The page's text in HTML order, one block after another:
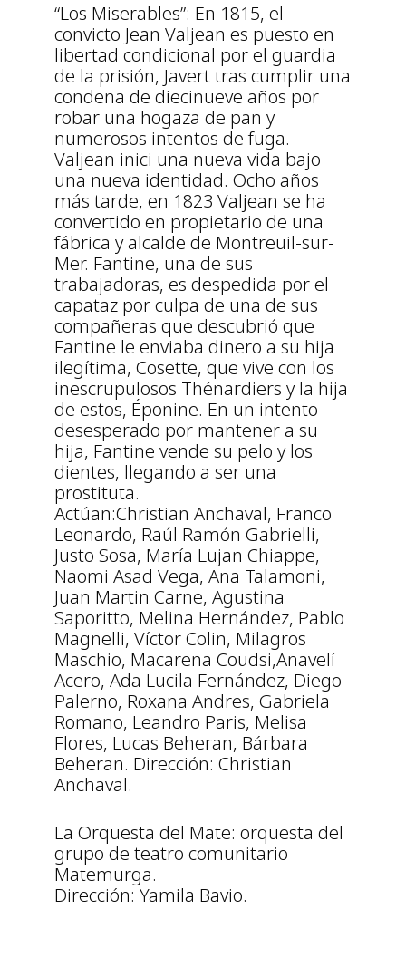
“Los Miserables”: En 1815, el
convicto Jean Valjean es puesto en
libertad condicional por el guardia
de la prisión, Javert tras cumplir una
condena de diecinueve años por
robar una hogaza de pan y
numerosos intentos de fuga.
Valjean inici una nueva vida bajo
una nueva identidad. Ocho años
más tarde, en 1823 Valjean se ha
convertido en propietario de una
fábrica y alcalde de Montreuil-sur-
Mer. Fantine, una de sus
trabajadoras, es despedida por el
capataz por culpa de una de sus
compañeras que descubrió que
Fantine le enviaba dinero a su hija
ilegítima, Cosette, que vive con los
inescrupulosos Thénardiers y la hija
de estos, Éponine. En un intento
desesperado por mantener a su
hija, Fantine vende su pelo y los
dientes, llegando a ser una
prostituta.
Actúan:Christian Anchaval, Franco
Leonardo, Raúl Ramón Gabrielli,
Justo Sosa, María Lujan Chiappe,
Naomi Asad Vega, Ana Talamoni,
Juan Martin Carne, Agustina
Saporitto, Melina Hernández, Pablo
Magnelli, Víctor Colin, Milagros
Maschio, Macarena Coudsi,Anavelí
Acero, Ada Lucila Fernández, Diego
Palerno, Roxana Andres, Gabriela
Romano, Leandro Paris, Melisa
Flores, Lucas Beheran, Bárbara
Beheran. Dirección: Christian
Anchaval.
La Orquesta del Mate: orquesta del
grupo de teatro comunitario
Matemurga.
Dirección: Yamila Bavio.